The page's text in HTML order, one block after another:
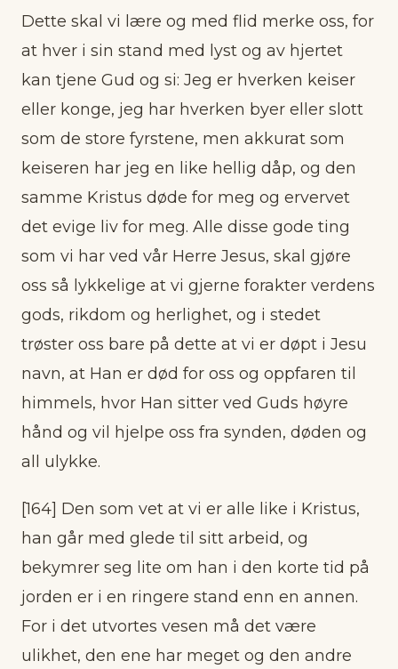
Dette skal vi lære og med flid merke oss, for
at hver i sin stand med lyst og av hjertet
kan tjene Gud og si: Jeg er hverken keiser
eller konge, jeg har hverken byer eller slott
som de store fyrstene, men akkurat som
keiseren har jeg en like hellig dåp, og den
samme Kristus døde for meg og ervervet
det evige liv for meg. Alle disse gode ting
som vi har ved vår Herre Jesus, skal gjøre
oss så lykkelige at vi gjerne forakter verdens
gods, rikdom og herlighet, og i stedet
trøster oss bare på dette at vi er døpt i Jesu
navn, at Han er død for oss og oppfaren til
himmels, hvor Han sitter ved Guds høyre
hånd og vil hjelpe oss fra synden, døden og
all ulykke.
[164] Den som vet at vi er alle like i Kristus,
han går med glede til sitt arbeid, og
bekymrer seg lite om han i den korte tid på
jorden er i en ringere stand enn en annen.
For i det utvortes vesen må det være
ulikhet, den ene har meget og den andre